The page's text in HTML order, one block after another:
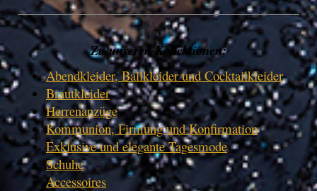
Zu unseren Kollektionen:
Abendkleider, Ballkleider und Cocktailkleider
Brautkleider
Herrenanzüge
Kommunion, Firmung und Konfirmation
Exklusive und elegante Tagesmode
Schuhe
Accessoires